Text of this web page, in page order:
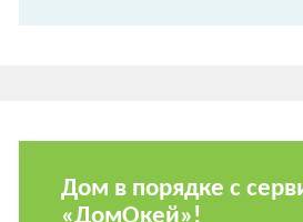
Дом в порядке с